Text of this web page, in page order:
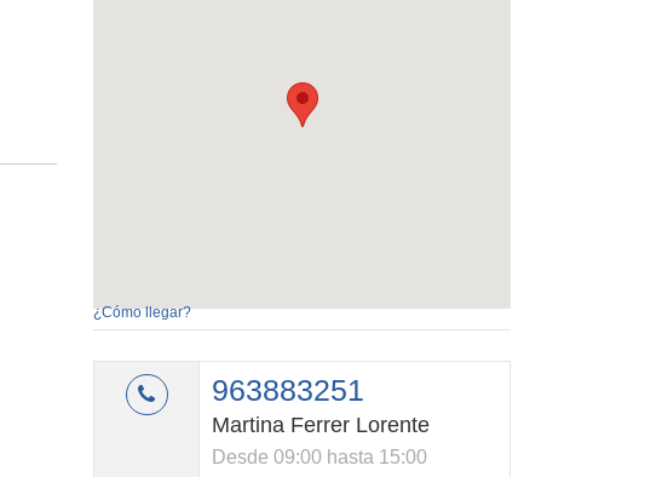
¿Cómo llegar?
963883251
Martina Ferrer Lorente
Desde 09:00 hasta 15:00